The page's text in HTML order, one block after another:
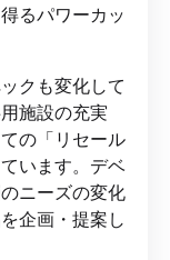
るパワーカッ
クも変化して
施設の充実
の「リセール
います。デベ
ニーズの変化
企画・提案し